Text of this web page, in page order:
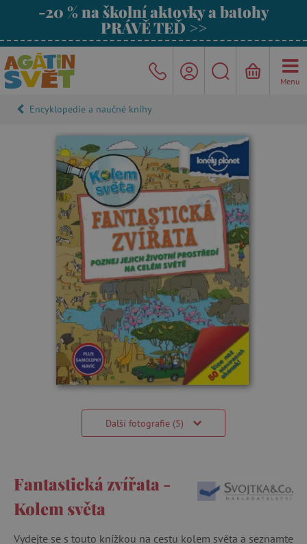
-20 % na školní aktovky a batohy
PRÁVĚ TEĎ >>
Menu
Encyklopedie a naučné knihy
Další fotografie (5)
Fantastická zvířata -
Kolem světa
Vydejte se s touto knížkou na cestu kolem světa a seznamte